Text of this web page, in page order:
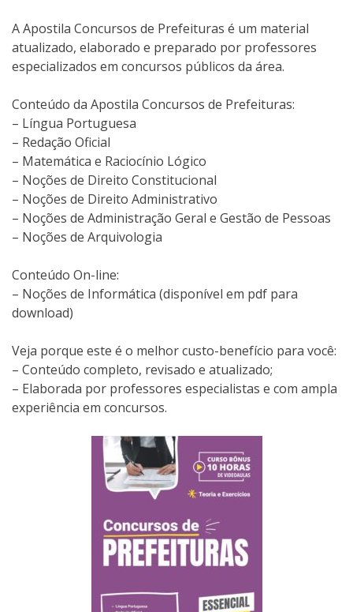
A Apostila Concursos de Prefeituras é um material
atualizado, elaborado e preparado por professores
especializados em concursos públicos da área.
Conteúdo da Apostila Concursos de Prefeituras:
– Língua Portuguesa
– Redação Oficial
– Matemática e Raciocínio Lógico
– Noções de Direito Constitucional
– Noções de Direito Administrativo
– Noções de Administração Geral e Gestão de Pessoas
– Noções de Arquivologia
Conteúdo On-line:
– Noções de Informática (disponível em pdf para
download)
Veja porque este é o melhor custo-benefício para você:
– Conteúdo completo, revisado e atualizado;
– Elaborada por professores especialistas e com ampla
experiência em concursos.